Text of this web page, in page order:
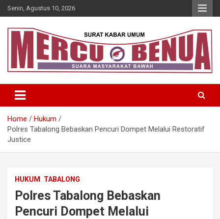
Skip
to
Senin, Agustus 10, 2026
Mercu Benua
Home
Hukum
Polres Tabalong Bebaskan Pencuri Dompet Melalui Restoratif
Justice
HUKUM TABALONG
Polres Tabalong Bebaskan
Pencuri Dompet Melalui